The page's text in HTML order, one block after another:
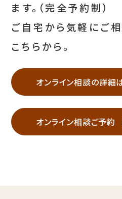
ます。（完全予約制）
ご自宅から気軽にご
こちらから。
オンライン相談の詳細
オンライン相談ご予約